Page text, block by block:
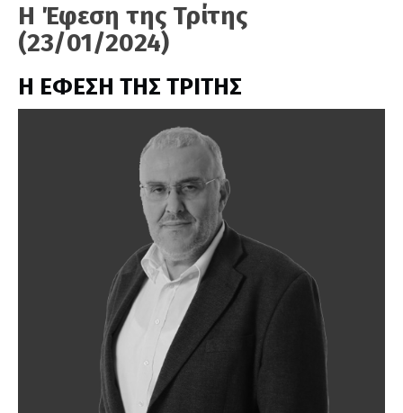
Η Έφεση της Τρίτης
(23/01/2024)
Η ΕΦΕΣΗ ΤΗΣ ΤΡΙΤΗΣ